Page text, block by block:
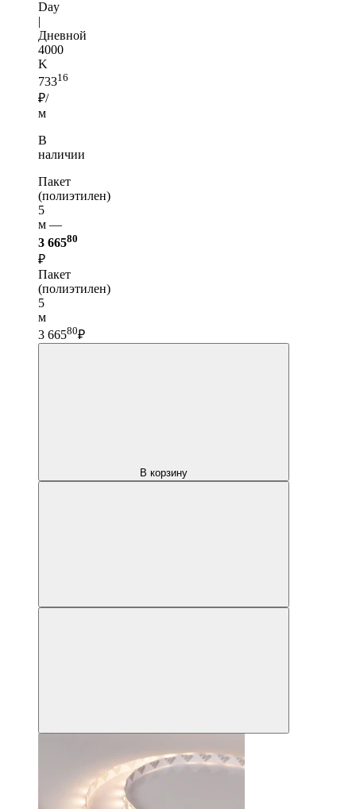
Day
|
Дневной
4000
K
73316
₽/
м
В
наличии
Пакет
(полиэтилен)
5
м —
3 66580
₽
Пакет
(полиэтилен)
5
м
3 66580₽
В корзину